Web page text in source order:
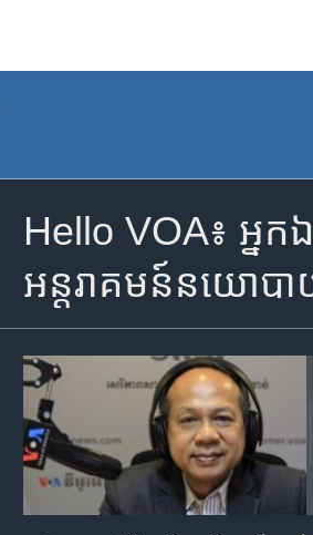
Hello VOA៖ អ្ន
អន្តរាគមន៍​​នយោប